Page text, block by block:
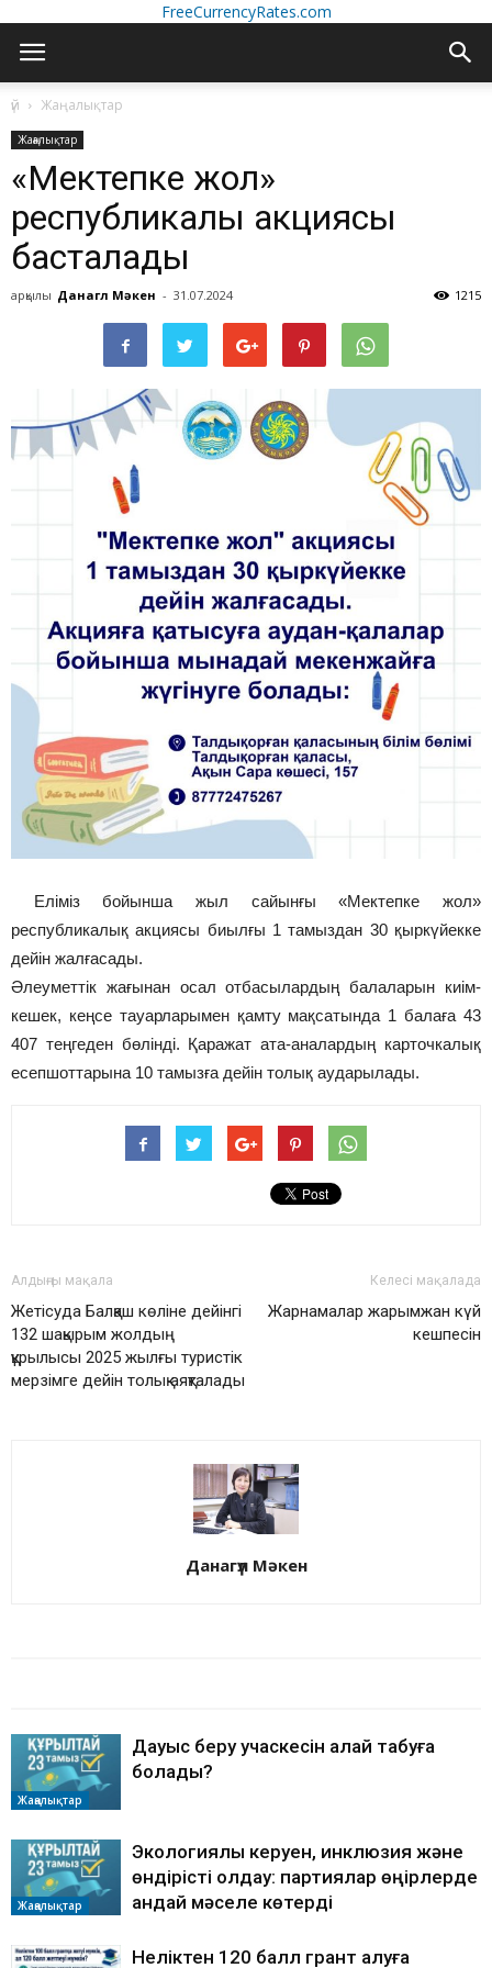
FreeCurrencyRates.com
үй Жаңалықтар
Жаңалықтар
«Мектепке жол»
республикалық акциясы
басталады
арқылы Данагүл Мәкен - 31.07.2024 1215
Еліміз бойынша жыл сайынғы «Мектепке жол»
республикалық акциясы биылғы 1 тамыздан 30 қыркүйекке
дейін жалғасады.
Әлеуметтік жағынан осал отбасылардың балаларын киім-
кешек, кеңсе тауарларымен қамту мақсатында 1 балаға 43
407 теңгеден бөлінді. Қаражат ата-аналардың карточкалық
есепшоттарына 10 тамызға дейін толық аударылады.
Алдыңғы мақала
Жетісуда Балқаш көліне дейінгі
132 шақырым жолдың
құрылысы 2025 жылғы туристік
мерзімге дейін толық аяқталады
Келесі мақалада
Жарнамалар жарымжан күй
кешпесін
Данагүл Мәкен
Жаңалықтар
Дауыс беру учаскесін қалай табуға
болады?
Жаңалықтар
Экологиялық керуен, инклюзия және
өндірісті қолдау: партиялар өңірлерде
қандай мәселе көтерді
Неліктен 120 балл грант алуға